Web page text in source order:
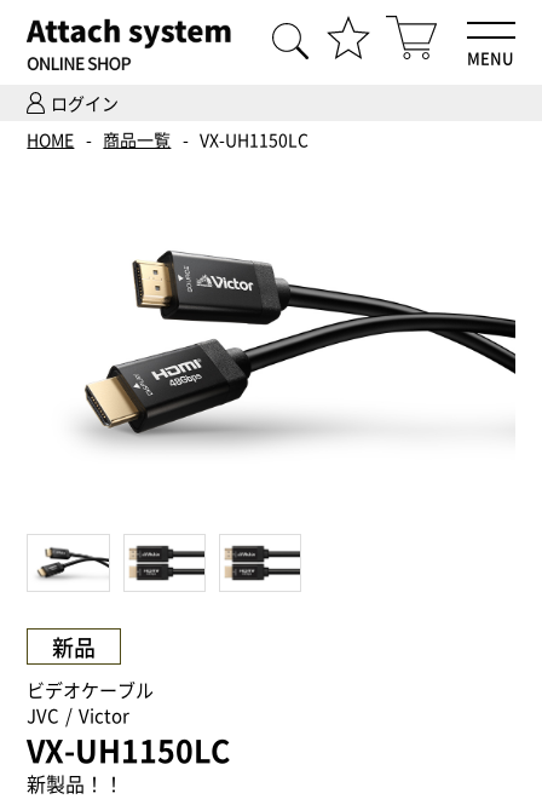
ログイン
MENU
HOME
ホームシアター体験
設置・調整
ご依頼までの流れ
NEWS
会員登録
マイアカウント
HOME 商品一覧 VX-UH1150LC
新品
ビデオケーブル
JVC
Victor
VX-UH1150LC
新製品！！